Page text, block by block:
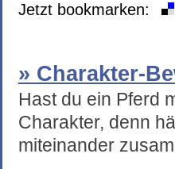
Jetzt bookmarken:
» Charakter-
Hast du ein Pferd
Charakter, denn
miteinander